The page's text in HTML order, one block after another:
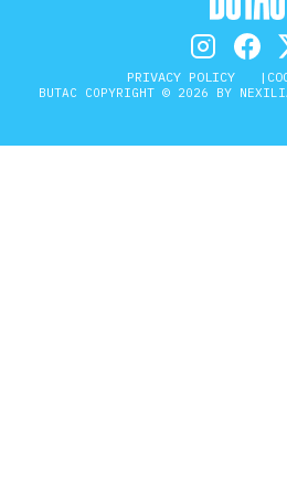
PRIVACY POLICY
BUTAC COPYRIGHT © 2026 BY